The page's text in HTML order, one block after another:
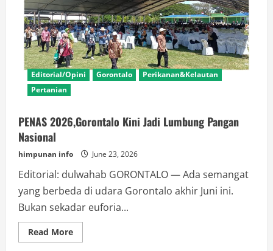
Editorial/Opini Gorontalo
Perikanan&Kelautan
Pertanian
PENAS 2026,Gorontalo Kini Jadi Lumbung Pangan
Nasional
himpunan info June 23, 2026
Editorial: dulwahab GORONTALO — Ada semangat
yang berbeda di udara Gorontalo akhir Juni ini.
Bukan sekadar euforia...
Read MoreRead
more